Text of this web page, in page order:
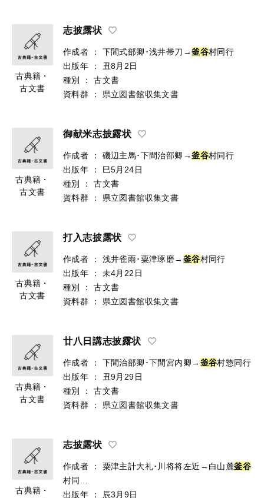
古典籍・
古文書
志披露状
作成者 ： 下間式部卿･浅井帯刀→釜谷村同行
出版年
：
丑8月2日
種別
：
古文書
資料群
： 県立図書館収集文書
古典籍・
古文書
御献米志披露状
作成者 ： 磯辺主馬･下間治部卿→釜谷村同行
出版年
：
巳5月24日
種別
：
古文書
資料群
： 県立図書館収集文書
古典籍・
古文書
打入志披露状
作成者 ： 浅井雀雨･粟津琢磨→ 釜谷村同行
出版年
：
未4月22日
種別
：
古文書
資料群
： 県立図書館収集文書
古典籍・
古文書
廿八日講志披露状
作成者 ： 下間治部卿･下間宮内卿→ 釜谷村惣同行
出版年
：
丑9月29日
種別
：
古文書
資料群
： 県立図書館収集文書
古典籍・
志披露状
作成者 ： 粟津主計大礼･川将将左近→白山麓釜谷
村同...
出版年
：
辰3月9日